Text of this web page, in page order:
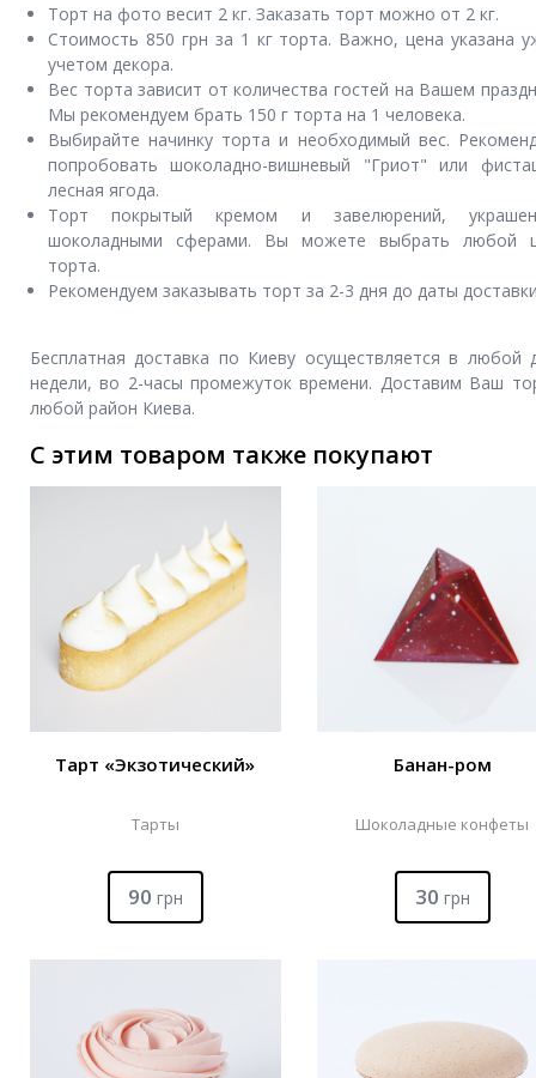
Торт на фото весит 2 кг. Заказать торт можно от 2 кг.
Стоимость 850 грн за 1 кг торта. Важно, цена указана
учетом декора.
Вес торта зависит от количества гостей на Вашем
Мы рекомендуем брать 150 г торта на 1 человека.
Выбирайте начинку торта и необходимый вес.
попробовать шоколадно-вишневый "Гриот" или
лесная ягода.
Торт покрытый кремом и завелюрений,
шоколадными сферами. Вы можете выбрать любой
торта.
Рекомендуем заказывать торт за 2-3 дня до даты
Бесплатная доставка по Киеву осуществляется в любой
недели, во 2-часы промежуток времени. Доставим Ваш
любой район Киева.
С этим товаром также покупают
Тарт «Экзотический»
Тарты
90 грн
Банан-ром
Шоколадные конфеты
30 грн